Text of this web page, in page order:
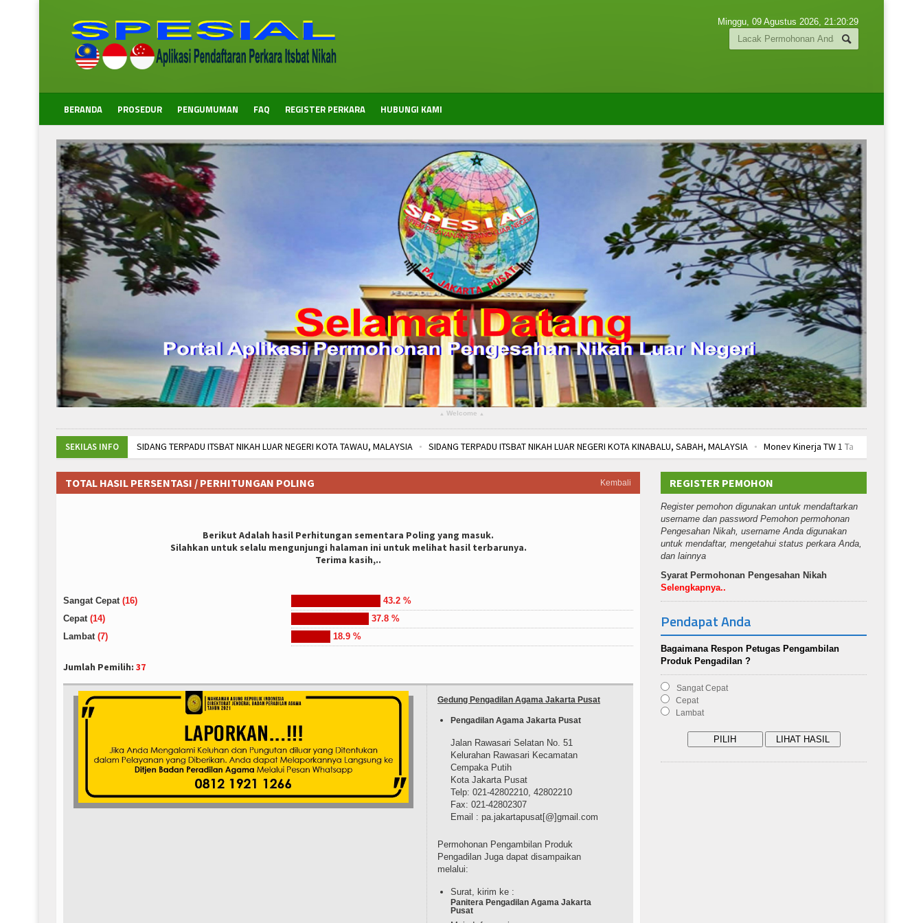
Minggu, 09 Agustus 2026, 21:20:30
BERANDA PROSEDUR PENGUMUMAN FAQ REGISTER PERKARA HUBUNGI KAMI
▴ Welcome ▴
SEKILAS INFOSIDANG TERPADU ITSBAT NIKAH LUAR NEGERI KOTA TAWAU, MALAYSIA SIDANG TERPADU ITSBAT NIKAH LUAR NEGERI KOTA KINABALU, SABAH, MALAYSIA
Monev Kinerja TW 1 Tahun 2025 & Deklarasi
MONEV TIM SMAP (SISTEM MANAJEMEN ANTI PENYUAPAN) PENGADILAN AGAMA JAKARTA PUSAT
PENGADILAN AGAMA JAKARTA PUSAT RAIH PIALA TURNAMEN TENIS FAREWELL PANITERA PTA DKI JAKARTA
Monev Kinerja TW 1 Tahun 2025 & Deklarasi serta Penandatanganan Komitmen Bersama SMAP
MONEV TIM SMAP (SISTEM MANAJEMEN ANTI PENYUAPAN) PENGADILAN AGAMA JAKARTA PUSAT
Kembali
TOTAL HASIL PERSENTASI / PERHITUNGAN POLING
Berikut Adalah hasil Perhitungan sementara Poling yang masuk.
Silahkan untuk selalu mengunjungi halaman ini untuk melihat hasil terbarunya.
Terima kasih,..
Sangat Cepat (16)
43.2 %
Cepat (14)
37.8 %
Lambat (7) 18.9 %
Jumlah Pemilih: 37
Gedung Pengadilan Agama Jakarta Pusat
Pengadilan Agama Jakarta Pusat
Jalan Rawasari Selatan No. 51
Kelurahan Rawasari Kecamatan
Cempaka Putih
Kota Jakarta Pusat
Telp: 021-42802210, 42802210
Fax: 021-42802307
Email : pa.jakartapusat[@]gmail.com
Permohonan Pengambilan Produk
Pengadilan Juga dapat disampaikan
melalui:
Surat, kirim ke :
Panitera Pengadilan Agama Jakarta
Pusat
REGISTER PEMOHON
Register pemohon digunakan untuk mendaftarkan
username dan password Pemohon permohonan
Pengesahan Nikah, username Anda digunakan
untuk mendaftar, mengetahui status perkara Anda,
dan lainnya
Syarat Permohonan Pengesahan Nikah
Selengkapnya..
Pendapat Anda
Bagaimana Respon Petugas Pengambilan
Produk Pengadilan ?
Sangat Cepat
Cepat
Lambat